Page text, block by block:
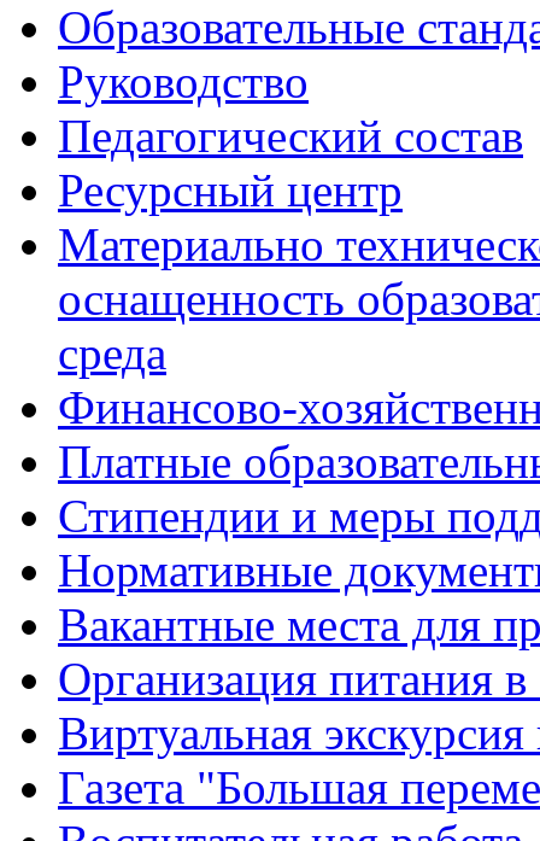
Образовательные
Руководство
Педагогический состав
Ресурсный центр
Материально
оснащенность
среда
Финансово-
Платные
Стипендии и меры
Нормативные
Вакантные места для
Организация питания в
Виртуальная
Газета "Большая